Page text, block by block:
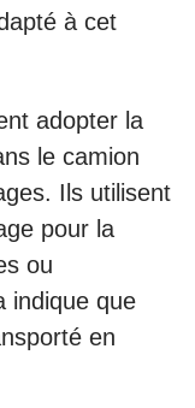
à cet
adopter la
le camion
Ils utilisent
pour la
ou
indique que
en